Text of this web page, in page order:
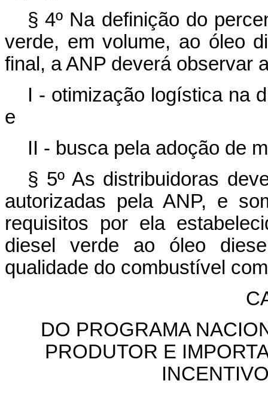
§ 4º Na definição do
verde, em volume, ao óleo
final, a ANP deverá observar
I - otimização logística na
e
II - busca pela adoção de
§ 5º As distribuidoras
autorizadas pela ANP, e
requisitos por ela
diesel verde ao óleo
qualidade do combustível
DO PROGRAMA
PRODUTOR E